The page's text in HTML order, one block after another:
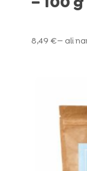
8,49 €— ali